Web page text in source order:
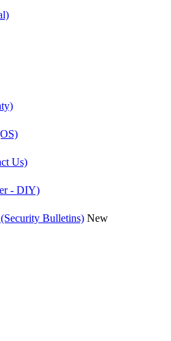
Us)
- DIY)
Bulletins) New